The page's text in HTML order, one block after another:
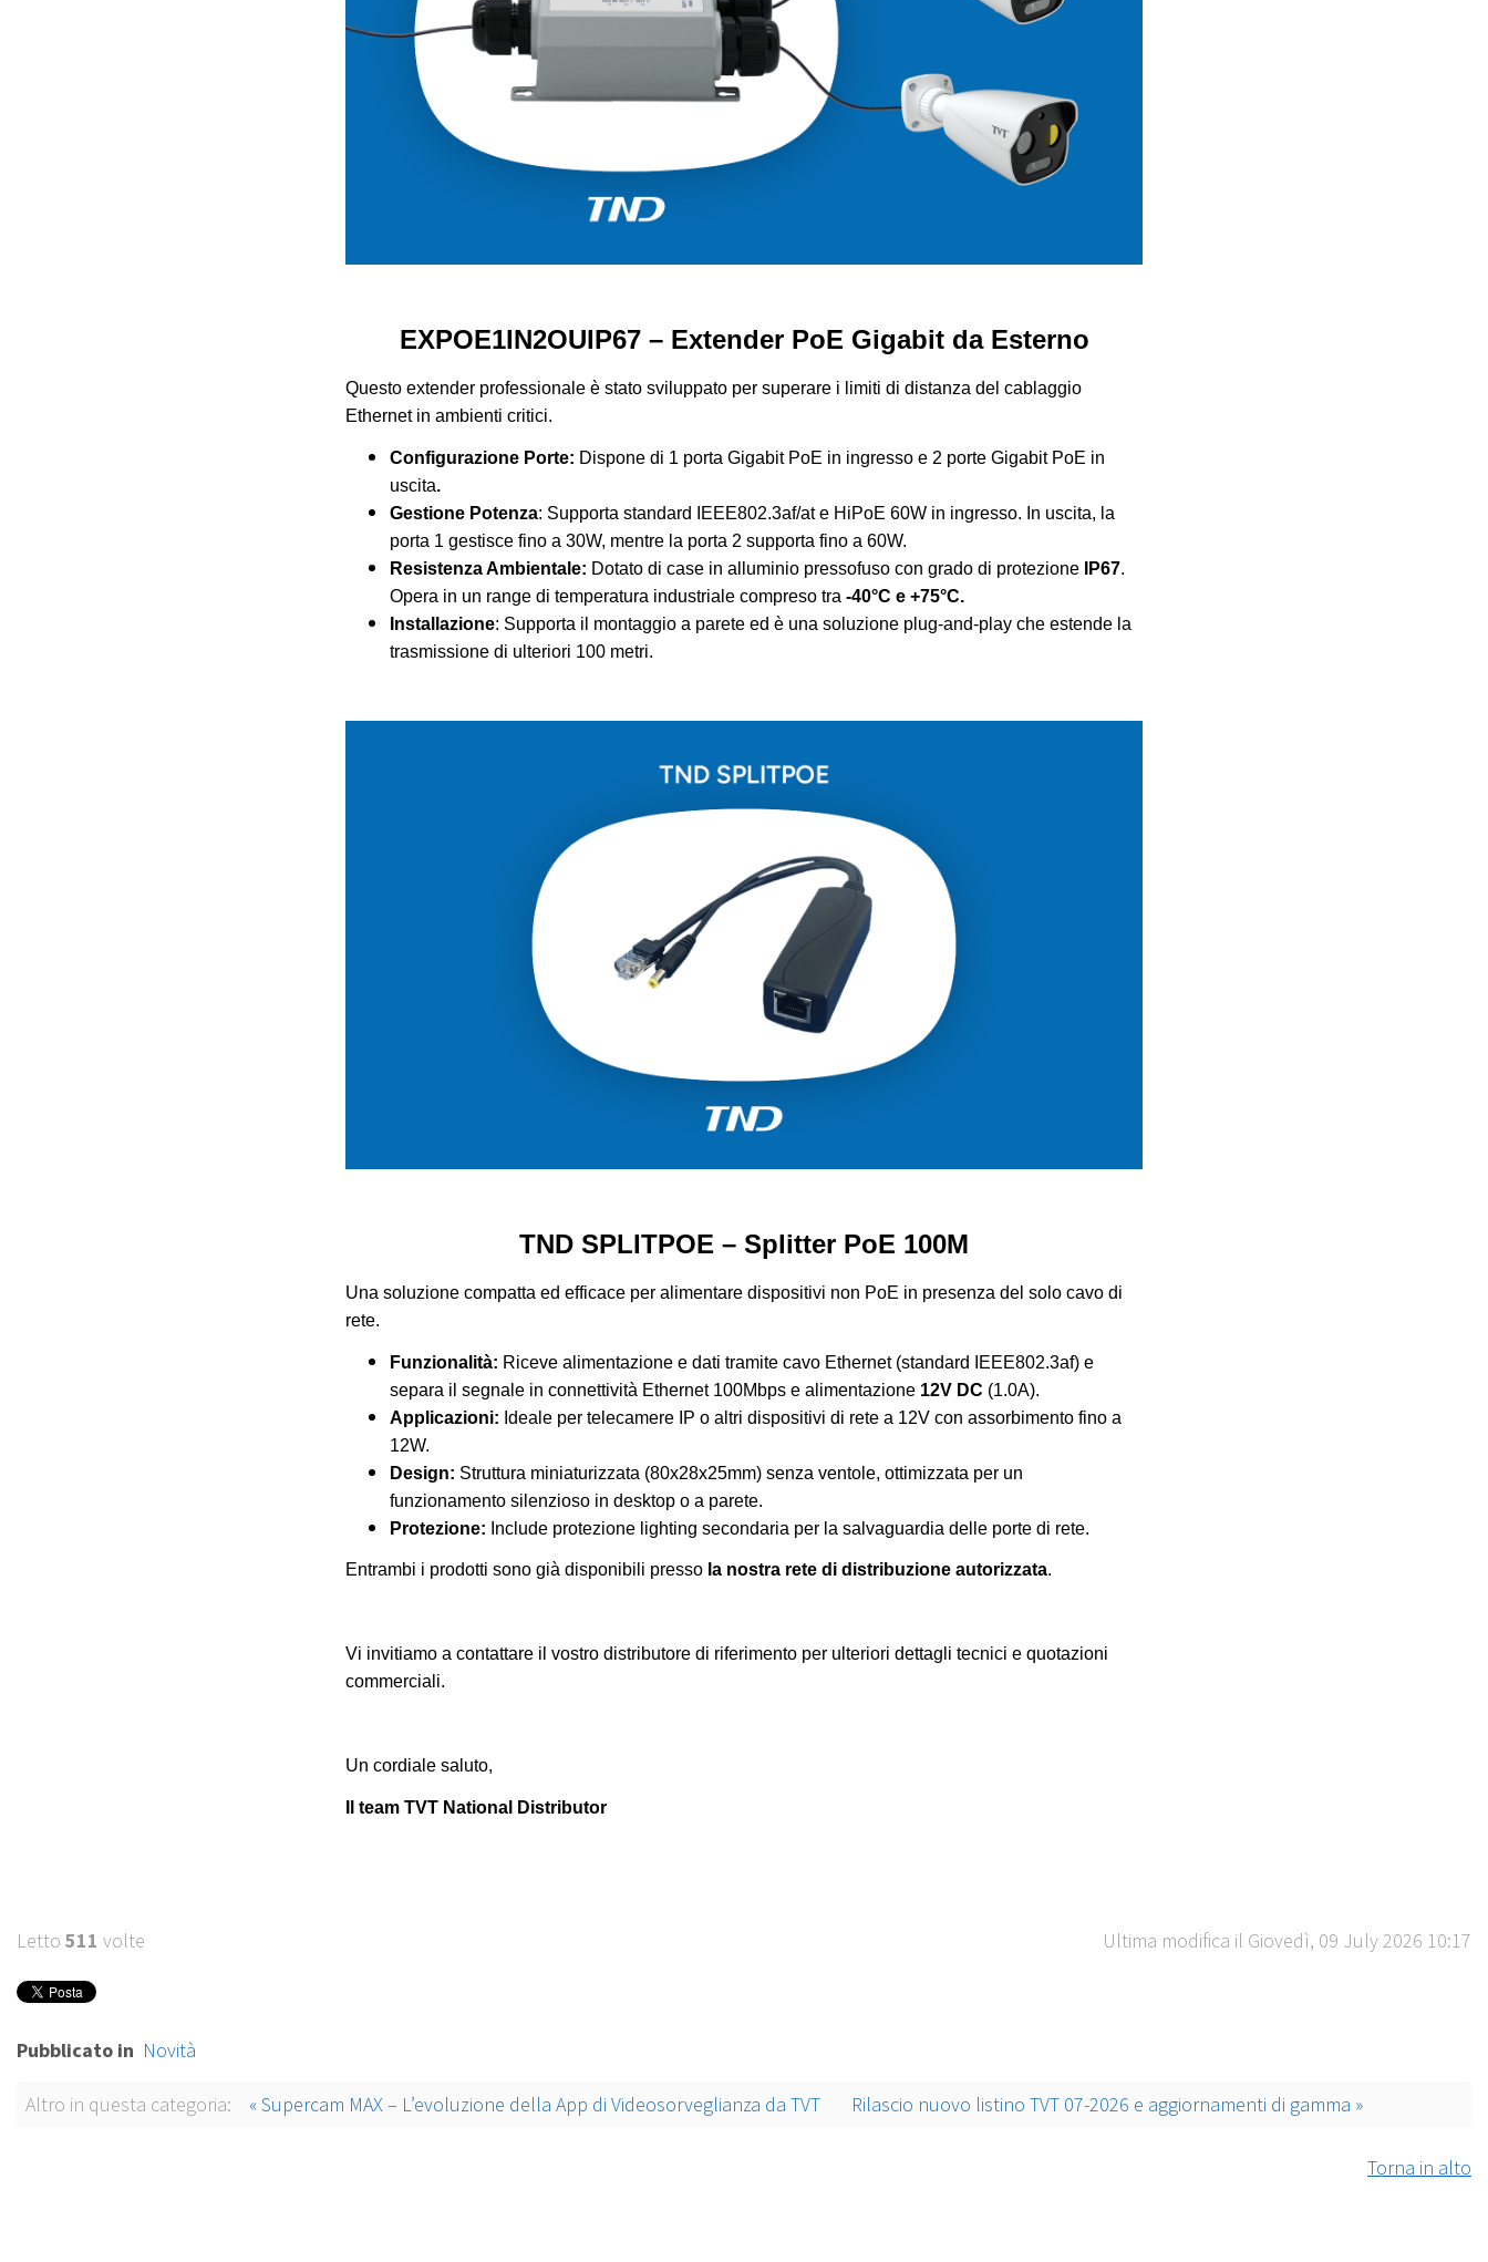
EXPOE1IN2OUIP67 – Extender PoE Gigabit da Esterno
Questo extender professionale è stato sviluppato per superare i limiti di distanza del cablaggio
Ethernet in ambienti critici.
Configurazione Porte: Dispone di 1 porta Gigabit PoE in ingresso e 2 porte Gigabit PoE in
uscita.
Gestione Potenza: Supporta standard IEEE802.3af/at e HiPoE 60W in ingresso. In uscita, la
porta 1 gestisce fino a 30W, mentre la porta 2 supporta fino a 60W.
Resistenza Ambientale: Dotato di case in alluminio pressofuso con grado di protezione IP67.
Opera in un range di temperatura industriale compreso tra -40°C e +75°C.
Installazione: Supporta il montaggio a parete ed è una soluzione plug-and-play che estende la
trasmissione di ulteriori 100 metri.
TND SPLITPOE – Splitter PoE 100M
Una soluzione compatta ed efficace per alimentare dispositivi non PoE in presenza del solo cavo di
rete.
Funzionalità: Riceve alimentazione e dati tramite cavo Ethernet (standard IEEE802.3af) e
separa il segnale in connettività Ethernet 100Mbps e alimentazione 12V DC (1.0A).
Applicazioni: Ideale per telecamere IP o altri dispositivi di rete a 12V con assorbimento fino a
12W.
Design: Struttura miniaturizzata (80x28x25mm) senza ventole, ottimizzata per un
funzionamento silenzioso in desktop o a parete.
Protezione: Include protezione lighting secondaria per la salvaguardia delle porte di rete.
Entrambi i prodotti sono già disponibili presso la nostra rete di distribuzione autorizzata.
Vi invitiamo a contattare il vostro distributore di riferimento per ulteriori dettagli tecnici e quotazioni
commerciali.
Un cordiale saluto,
Il team TVT National Distributor
Letto 511 volte Ultima modifica il Giovedì, 09 July 2026 10:17
Pubblicato in Novità
Altro in questa categoria: « Supercam MAX – L’evoluzione della App di Videosorveglianza da TVT Rilascio nuovo listino TVT 07-2026 e aggiornamenti di gamma »
Torna in alto